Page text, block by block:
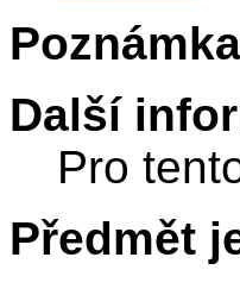
Další
Pro
Předmět